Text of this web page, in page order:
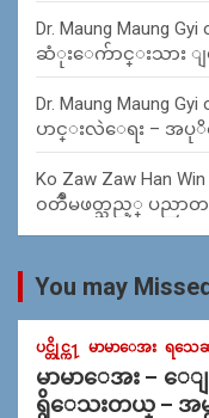
Dr. Maung Maung Gyi
ဆံုးေက်ာင္းသား ျမ
Dr. Maung Maung Gyi
ပာင္းလဲေရး – အပုိ
Ko Zaw Zaw Han Win
၀တၳဳမဖတ္သည့္ ပညာ
You may
ပင္တိုင္က႑ မာမာေအး ရသေဆ
မာမာေအး – ေ
ရွိေသးတယ္ – အမွ